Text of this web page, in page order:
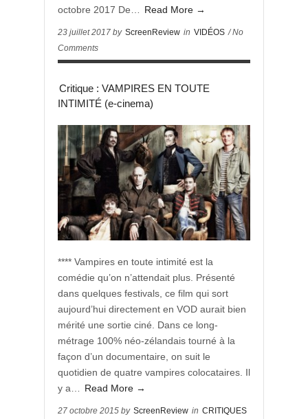
octobre 2017 De…
Read More →
23 juillet 2017 by ScreenReview in VIDÉOS / No
Comments
Critique : VAMPIRES EN TOUTE
INTIMITÉ (e-cinema)
**** Vampires en toute intimité est la
comédie qu’on n’attendait plus. Présenté
dans quelques festivals, ce film qui sort
aujourd’hui directement en VOD aurait bien
mérité une sortie ciné. Dans ce long-
métrage 100% néo-zélandais tourné à la
façon d’un documentaire, on suit le
quotidien de quatre vampires colocataires. Il
y a…
Read More →
27 octobre 2015 by ScreenReview in CRITIQUES